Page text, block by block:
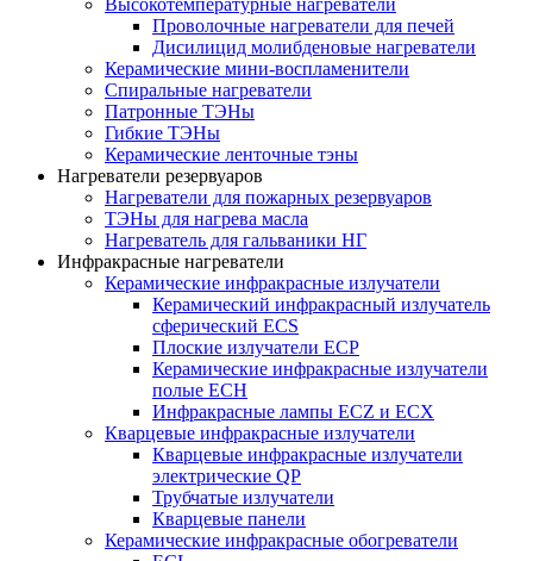
Высокотемпературные нагреватели
Проволочные нагреватели для печей
Дисилицид молибденовые нагреватели
Керамические мини-воспламенители
Спиральные нагреватели
Патронные ТЭНы
Гибкие ТЭНы
Керамические ленточные тэны
Нагреватели резервуаров
Нагреватели для пожарных резервуаров
ТЭНы для нагрева масла
Нагреватель для гальваники НГ
Инфракрасные нагреватели
Керамические инфракрасные излучатели
Керамический инфракрасный излучатель
сферический ECS
Плоские излучатели ECP
Керамические инфракрасные излучатели
полые ECH
Инфракрасные лампы ECZ и ECX
Кварцевые инфракрасные излучатели
Кварцевые инфракрасные излучатели
электрические QP
Трубчатые излучатели
Кварцевые панели
Керамические инфракрасные обогреватели